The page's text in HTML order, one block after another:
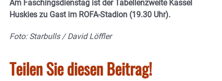
Am Faschingsdienstag ist der Tabellenzweite Kassel
Huskies zu Gast im ROFA-Stadion (19.30 Uhr).
Foto: Starbulls / David Löffler
Teilen Sie diesen Beitrag!